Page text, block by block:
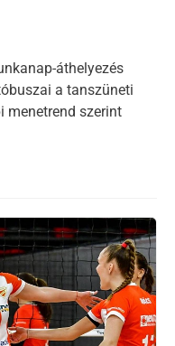
áthelyezés
a tanszüneti
menetrend szerint